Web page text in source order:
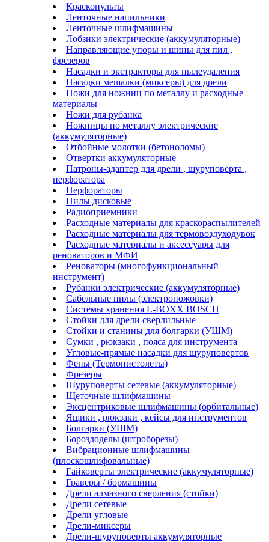
Краскопульты
Ленточные напильники
Ленточные шлифмашины
Лобзики электрические (аккумуляторные)
Направляющие упоры и шины для пил ,
фрезеров
Насадки и экстракторы для пылеудаления
Насадки мешалки (миксеры) для дрели
Ножи для ножниц по металлу и расходные
материалы
Ножи для рубанка
Ножницы по металлу электрические
(аккумуляторные)
Отбойные молотки (бетоноломы)
Отвертки аккумуляторные
Патроны-адаптер для дрели , шуруповерта ,
перфоратора
Перфораторы
Пилы дисковые
Радиоприемники
Расходные материалы для краскораспылителей
Расходные материалы для термовоздуходувок
Расходные материалы и аксессуары для
реноваторов и МФИ
Реноваторы (многофункциональный
инструмент)
Рубанки электрические (аккумуляторные)
Сабельные пилы (электроножовки)
Системы хранения L-BOXX BOSCH
Стойки для дрели сверлильные
Стойки и станины для болгарки (УШМ)
Сумки , рюкзаки , пояса для инструмента
Угловые-прямые насадки для шуруповертов
Фены (Термопистолеты)
Фрезеры
Шуруповерты сетевые (аккумуляторные)
Щеточные шлифмашины
Эксцентриковые шлифмашины (орбитальные)
Ящики , рюкзаки , кейсы для инструментов
Болгарки (УШМ)
Бороздоделы (штроборезы)
Вибрационные шлифмашины
(плоскошлифовальные)
Гайковерты электрические (аккумуляторные)
Граверы / бормашины
Дрели алмазного сверления (стойки)
Дрели сетевые
Дрели угловые
Дрели-миксеры
Дрели-шуруповерты аккумуляторные